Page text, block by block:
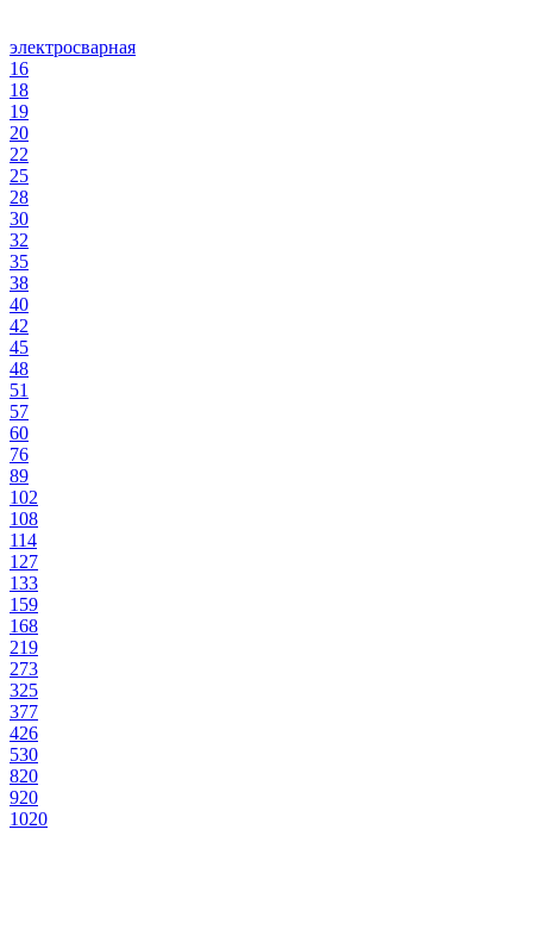
электросварная
16
18
19
20
22
25
28
30
32
35
38
40
42
45
48
51
57
60
76
89
102
108
114
127
133
159
168
219
273
325
377
426
530
820
920
1020